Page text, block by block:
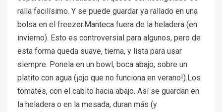
ralla facilísimo. Y se puede guardar ya rallado en una
bolsa en el freezer.Manteca fuera de la heladera (en
invierno). Esto es controversial para algunos, pero de
esta forma queda suave, tierna, y lista para usar
siempre. Ponela en un bowl, boca abajo, sobre un
platito con agua (¡ojo que no funciona en verano!).Los
tomates, con el cabito hacia abajo. Así se guardan en
la heladera o en la mesada, duran más (y